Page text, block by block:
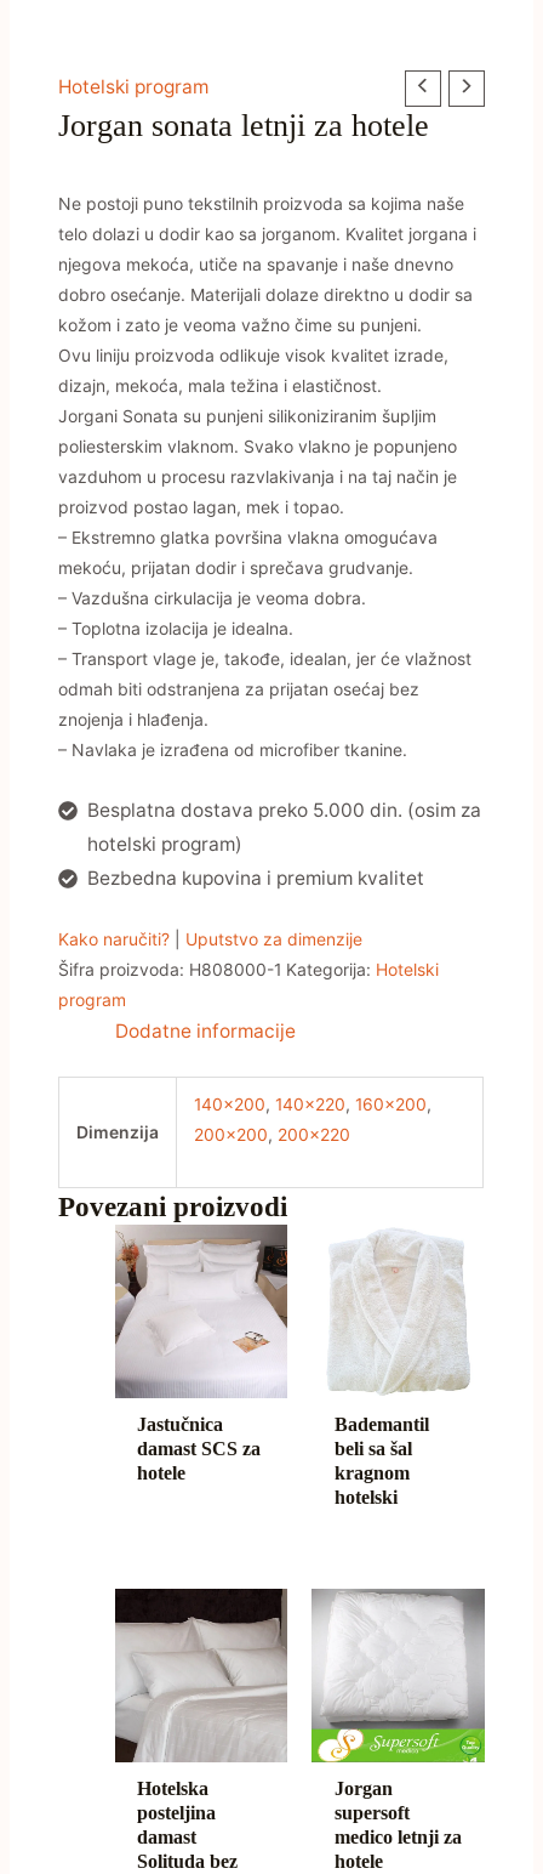
Hotelski program
Jorgan sonata letnji za hotele
Ne postoji puno tekstilnih proizvoda sa kojima naše
telo dolazi u dodir kao sa jorganom. Kvalitet jorgana i
njegova mekoća, utiče na spavanje i naše dnevno
dobro osećanje. Materijali dolaze direktno u dodir sa
kožom i zato je veoma važno čime su punjeni.
Ovu liniju proizvoda odlikuje visok kvalitet izrade,
dizajn, mekoća, mala težina i elastičnost.
Jorgani Sonata su punjeni silikoniziranim šupljim
poliesterskim vlaknom. Svako vlakno je popunjeno
vazduhom u procesu razvlakivanja i na taj način je
proizvod postao lagan, mek i topao.
– Ekstremno glatka površina vlakna omogućava
mekoću, prijatan dodir i sprečava grudvanje.
– Vazdušna cirkulacija je veoma dobra.
– Toplotna izolacija je idealna.
– Transport vlage je, takođe, idealan, jer će vlažnost
odmah biti odstranjena za prijatan osećaj bez
znojenja i hlađenja.
– Navlaka je izrađena od microfiber tkanine.
Besplatna dostava preko 5.000 din. (osim za
hotelski program)
Bezbedna kupovina i premium kvalitet
Kako naručiti?
Uputstvo za dimenzije
Šifra proizvoda: H808000-1 Kategorija: Hotelski
program
Dodatne informacije
Dimenzija
140×200,140×220,160×200,
200×200, 200×220
Povezani proizvodi
Jastučnica
damast SCS za
hotele
Bademantil
beli sa šal
kragnom
hotelski
Hotelska
posteljina
damast
Solituda bez
Jorgan
supersoft
medico letnji za
hotele